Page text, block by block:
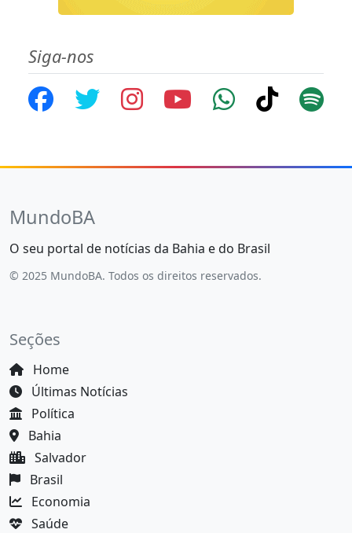
Siga-nos
MundoBA
O seu portal de notícias da Bahia e do Brasil
© 2025 MundoBA. Todos os direitos reservados.
Seções
Home
Últimas Notícias
Política
Bahia
Salvador
Brasil
Economia
Saúde